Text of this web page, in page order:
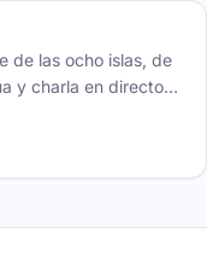
de las ocho islas, de
y charla en directo,